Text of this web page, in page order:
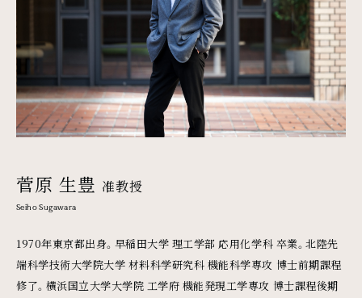
菅原 生豊 准教授
Seiho Sugawara
1970年東京都出身。早稲田大学 理工学部 応用化学科 卒業。北陸先
端科学技術大学院大学 材料科学研究科 機能科学専攻 博士前期課程
修了。横浜国立大学大学院 工学府 機能発現工学専攻 博士課程後期